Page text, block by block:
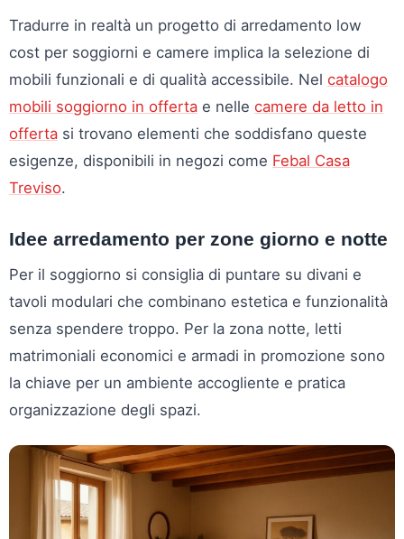
Tradurre in realtà un progetto di arredamento low
cost per soggiorni e camere implica la selezione di
mobili funzionali e di qualità accessibile. Nel catalogo
mobili soggiorno in offerta e nelle camere da letto in
offerta si trovano elementi che soddisfano queste
esigenze, disponibili in negozi come Febal Casa
Treviso.
Idee arredamento per zone giorno e notte
Per il soggiorno si consiglia di puntare su divani e
tavoli modulari che combinano estetica e funzionalità
senza spendere troppo. Per la zona notte, letti
matrimoniali economici e armadi in promozione sono
la chiave per un ambiente accogliente e pratica
organizzazione degli spazi.